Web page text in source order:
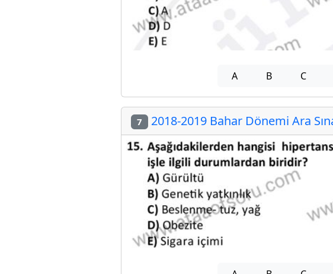
A B C
7 2018-2019 Bahar Dönemi Ara